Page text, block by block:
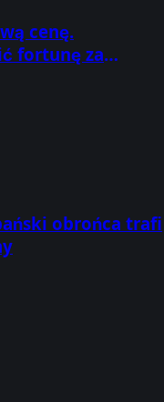
cenę.
fortunę za
obrońca trafi